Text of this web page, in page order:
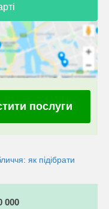
послуги
як підібрати
000